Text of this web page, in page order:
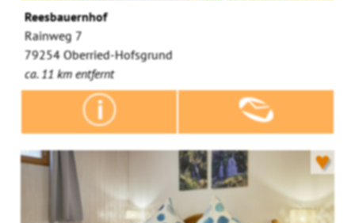
Reesbauernhof
Rainweg 7
79254 Oberried-Hofsgrund
ca. 11 km entfernt
♥